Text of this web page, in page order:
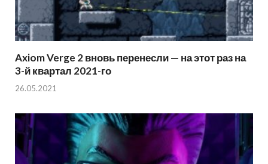
Axiom Verge 2 вновь перенесли — на этот раз на
3-й квартал 2021-го
26.05.2021